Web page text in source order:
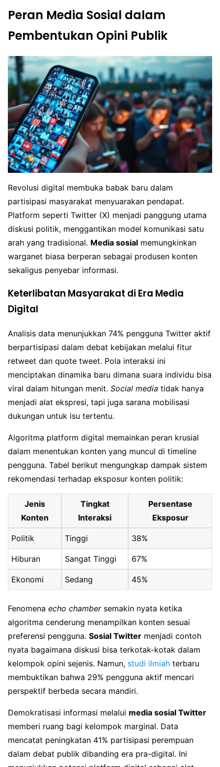
Peran Media Sosial dalam
Pembentukan Opini Publik
Revolusi digital membuka babak baru dalam
partisipasi masyarakat menyuarakan pendapat.
Platform seperti Twitter (X) menjadi panggung utama
diskusi politik, menggantikan model komunikasi satu
arah yang tradisional. Media sosial memungkinkan
warganet biasa berperan sebagai produsen konten
sekaligus penyebar informasi.
Keterlibatan Masyarakat di Era Media
Digital
Analisis data menunjukkan 74% pengguna Twitter aktif
berpartisipasi dalam debat kebijakan melalui fitur
retweet dan quote tweet. Pola interaksi ini
menciptakan dinamika baru dimana suara individu bisa
viral dalam hitungan menit. Social media tidak hanya
menjadi alat ekspresi, tapi juga sarana mobilisasi
dukungan untuk isu tertentu.
Algoritma platform digital memainkan peran krusial
dalam menentukan konten yang muncul di timeline
pengguna. Tabel berikut mengungkap dampak sistem
rekomendasi terhadap eksposur konten politik:
Jenis
Konten
Tingkat
Interaksi
Persentase
Eksposur
Politik Tinggi 38%
Hiburan Sangat Tinggi 67%
Ekonomi Sedang 45%
Fenomena echo chambersemakin nyata ketika
algoritma cenderung menampilkan konten sesuai
preferensi pengguna. Sosial Twitter menjadi contoh
nyata bagaimana diskusi bisa terkotak-kotak dalam
kelompok opini sejenis. Namun, studi ilmiah terbaru
membuktikan bahwa 29% pengguna aktif mencari
perspektif berbeda secara mandiri.
Demokratisasi informasi melalui media sosial Twitter
memberi ruang bagi kelompok marginal. Data
mencatat peningkatan 41% partisipasi perempuan
dalam debat publik dibanding era pra-digital. Ini